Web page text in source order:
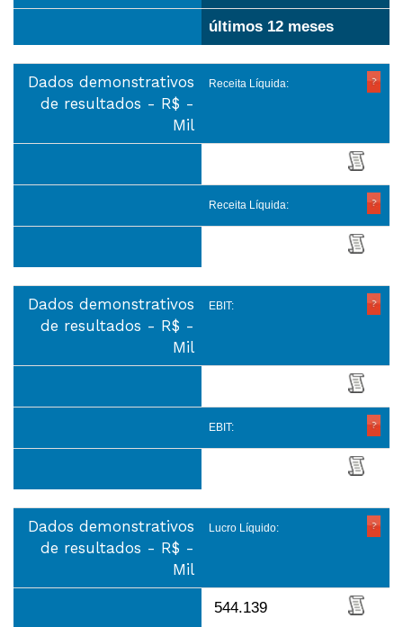
últimos 12 meses
Dados demonstrativos
de resultados - R$ -
Mil
Receita Líquida:
Receita Líquida:
Dados demonstrativos
de resultados - R$ -
Mil
EBIT:
EBIT:
Dados demonstrativos
de resultados - R$ -
Mil
Lucro Líquido:
544.139